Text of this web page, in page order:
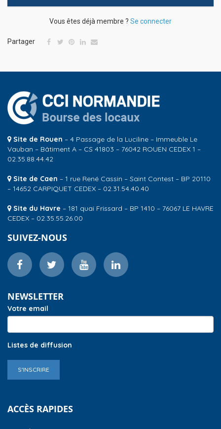
Vous êtes déjà membre ? Se connecter
Partager
Site de Rouen – 4 Passage de la Luciline – Immeuble Le
Vauban – Bâtiment A – CS 41803 – 76042 ROUEN CEDEX 1 –
02.35.88.44.42
Site de Caen – 1 rue René Cassin – Saint Contest – BP 20110
– 14652 CARPIQUET CEDEX – 02.31.54.40.40
Site du Havre – 181 quai Frissard – BP 1410 – 76067 LE HAVRE
CEDEX – 02.35.55.26.00
SUIVEZ-NOUS
NEWSLETTER
Votre email
Listes de diffusion
S'INSCRIRE
ACCÈS RAPIDES